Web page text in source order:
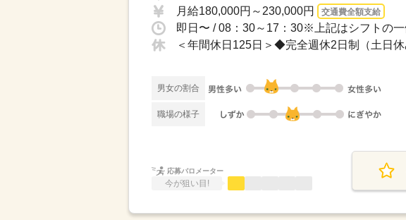
月給180,000円～230,000円
交通費全額支給
男女の割合
職場の様子
応募バロメーター
今が狙い目!